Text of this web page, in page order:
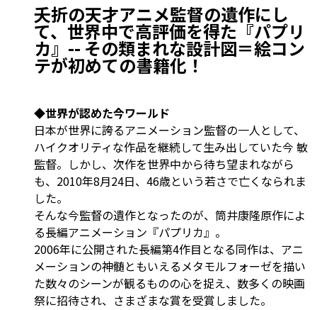
夭折の天才アニメ監督の遺作にし
て、世界中で高評価を得た『パプリ
カ』-- その類まれな設計図＝絵コン
テが初めての書籍化！
◆世界が認めた今ワールド
日本が世界に誇るアニメーション監督の一人として、
ハイクオリティな作品を継続して生み出していた今 敏
監督。しかし、次作を世界中から待ち望まれながら
も、2010年8月24日、46歳という若さで亡くなられま
した。
そんな今監督の遺作となったのが、筒井康隆原作によ
る長編アニメーション『パプリカ』。
2006年に公開された長編第4作目となる同作は、アニ
メーションの神髄ともいえるメタモルフォーゼを描い
た数々のシーンが観るものの心を捉え、数多くの映画
祭に招待され、さまざまな賞を受賞しました。